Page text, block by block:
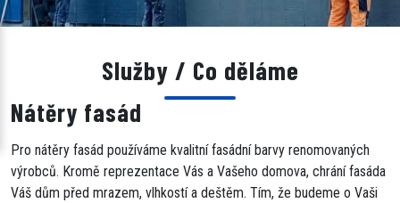
Služby / Co děláme
Nátěry fasád
Pro nátěry fasád používáme kvalitní fasádní barvy renomovaných
výrobců. Kromě reprezentace Vás a Vašeho domova, chrání fasáda
Váš dům před mrazem, vlhkostí a deštěm. Tím, že budeme o Vaši